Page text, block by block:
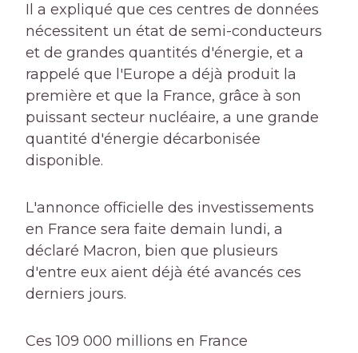
Il a expliqué que ces centres de données
nécessitent un état de semi-conducteurs
et de grandes quantités d'énergie, et a
rappelé que l'Europe a déjà produit la
première et que la France, grâce à son
puissant secteur nucléaire, a une grande
quantité d'énergie décarbonisée
disponible.
L'annonce officielle des investissements
en France sera faite demain lundi, a
déclaré Macron, bien que plusieurs
d'entre eux aient déjà été avancés ces
derniers jours.
Ces 109 000 millions en France